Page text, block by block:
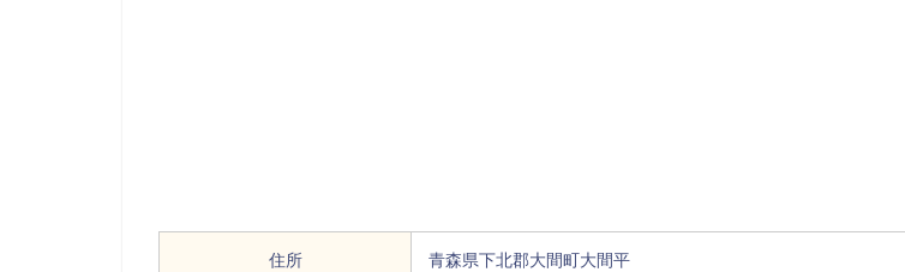
住所 青森県下北郡大間町大間平